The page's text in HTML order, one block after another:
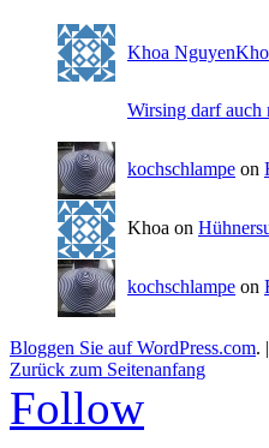
Khoa
Wirsing darf
kochschlampe on
Khoa on
kochschlampe on
Bloggen Sie auf WordPress.com. |
Zurück zum Seitenanfang
Follow